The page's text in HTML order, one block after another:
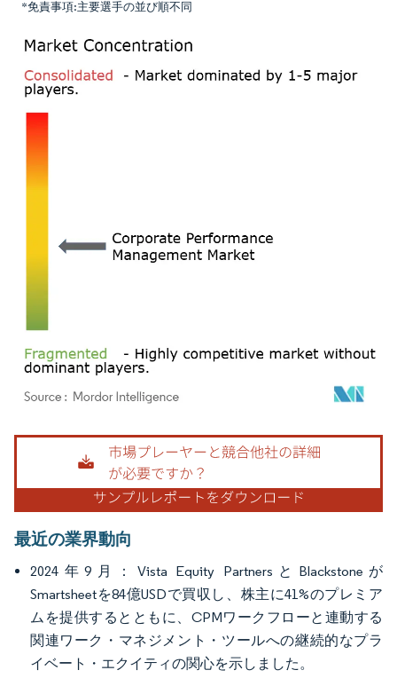
*免責事項:主要選手の並び順不同
画像 © Mordor Intelligence。再利用にはCC BY 4.0の表示が必要です。
最近の業界動向
2024年9月：Vista Equity PartnersとBlackstoneが
Smartsheetを84億USDで買収し、株主に41%のプレミア
ムを提供するとともに、CPMワークフローと連動する
関連ワーク・マネジメント・ツールへの継続的なプラ
イベート・エクイティの関心を示しました。